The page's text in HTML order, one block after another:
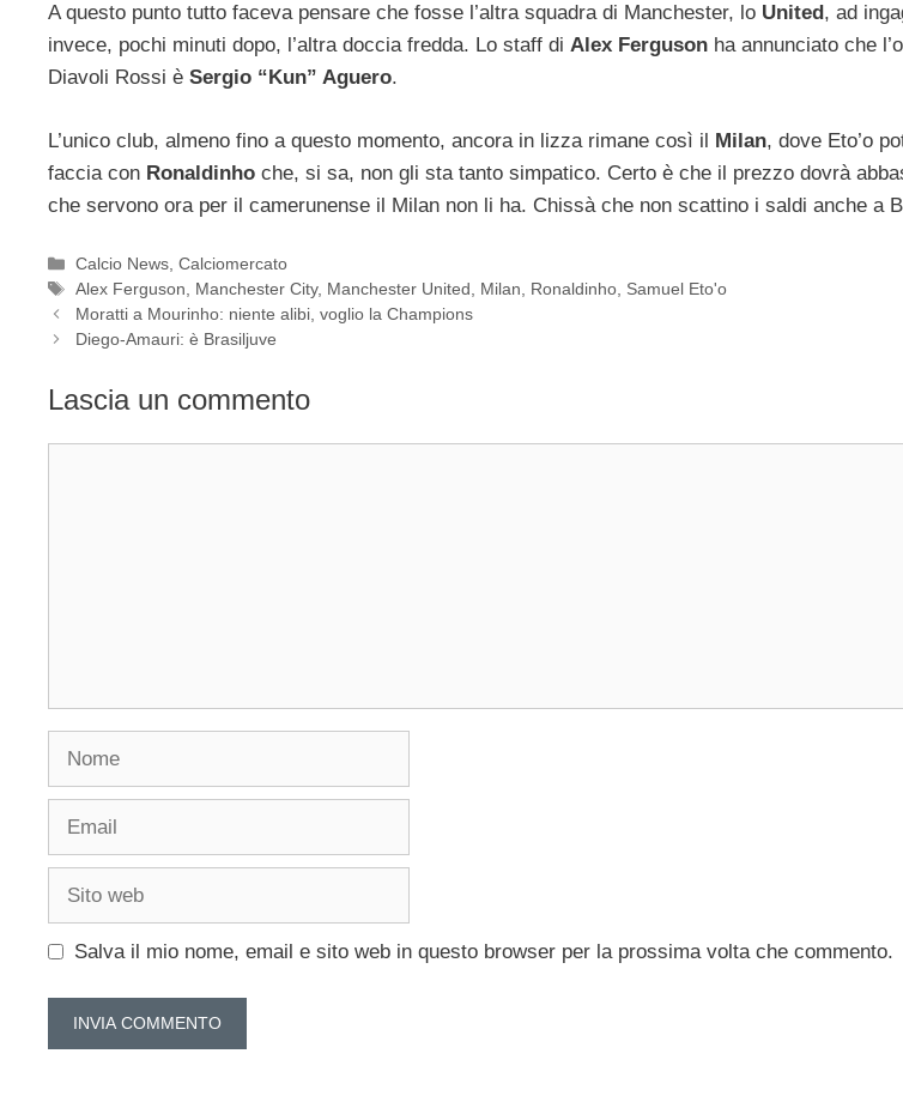
A questo punto tutto faceva pensare che fosse l’altra squadra di Manchester, lo United , ad
invece, pochi minuti dopo, l’altra doccia fredda. Lo staff di Alex Ferguson ha annunciato che
Diavoli Rossi è Sergio “Kun” Aguero.
L’unico club, almeno fino a questo momento, ancora in lizza rimane così il Milan, dove Eto’o
faccia con Ronaldinho che, si sa, non gli sta tanto simpatico. Certo è che il prezzo dovrà
che servono ora per il camerunense il Milan non li ha. Chissà che non scattino i saldi anche a
Categorie
Calcio News,Calciomercato
Tag
Alex Ferguson, Manchester City, Manchester United, Milan, Ronaldinho, Samuel Eto'o
Moratti a Mourinho: niente alibi, voglio la Champions
Diego-Amauri: è Brasiljuve
Lascia un commento
Salva il mio nome, email e sito web in questo browser per la prossima volta che commento.